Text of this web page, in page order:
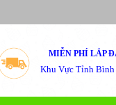
MIỄN PHÍ LẮP
Khu Vực Tỉnh